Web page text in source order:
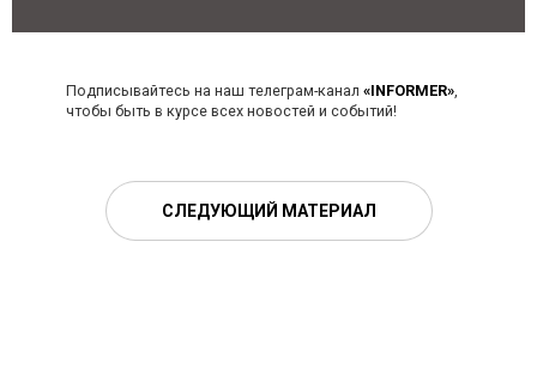
Подписывайтесь на наш телеграм-канал «INFORMER»,
чтобы быть в курсе всех новостей и событий!
СЛЕДУЮЩИЙ МАТЕРИАЛ